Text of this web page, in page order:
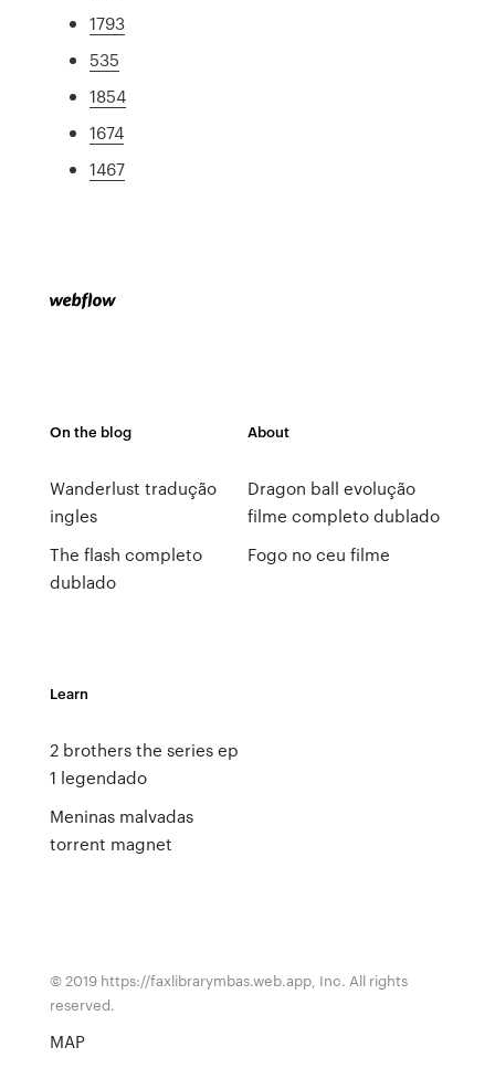
1793
535
1854
1674
1467
On the blog
Wanderlust tradução
ingles
The flash completo
dublado
About
Dragon ball evolução
filme completo dublado
Fogo no ceu filme
Learn
2 brothers the series ep
1 legendado
Meninas malvadas
torrent magnet
© 2019 https://faxlibrarymbas.web.app, Inc. All rights
reserved.
MAP